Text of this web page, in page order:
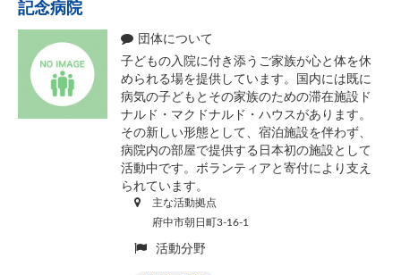
記念病院
団体について
子どもの入院に付き添うご家族が心と体を休
められる場を提供しています。国内には既に
病気の子どもとその家族のための滞在施設ド
ナルド・マクドナルド・ハウスがあります。
その新しい形態として、宿泊施設を伴わず、
病院内の部屋で提供する日本初の施設として
活動中です。ボランティアと寄付により支え
られています。
主な活動拠点
府中市朝日町3-16-1
活動分野